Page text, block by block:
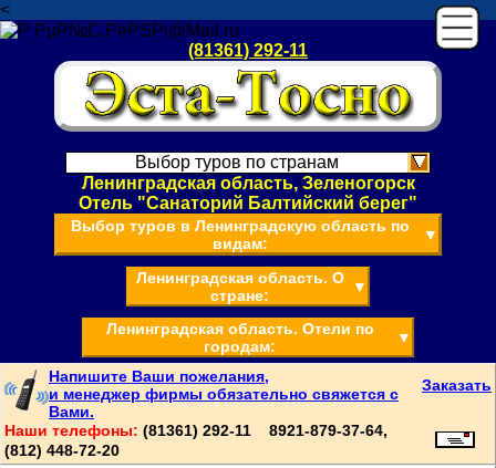
<
(81361) 292-11
Выбор туров по странам
Ленинградская область, Зеленогорск
Отель "Санаторий Балтийский берег"
Выбор туров в Ленинградскую область по
видам:
▼
Ленинградская область. О
стране:
▼
Ленинградская область. Отели по
городам:
▼
Напишите Ваши пожелания,
и менеджер фирмы обязательно свяжется с
Вами.
Наши телефоны: (81361) 292-11 8921-879-37-64,
(812) 448-72-20
Заказать